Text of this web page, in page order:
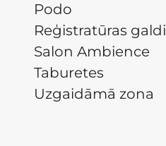
Podo
Reģistratūras galdi
Salon Ambience
Taburetes
Uzgaidāmā zona